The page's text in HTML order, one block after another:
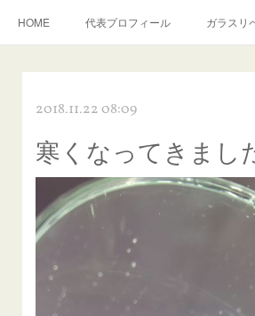
HOME 代表プロフィール ガラスリ
飛び石施工料金について
当店へのアクセス 建築ガラスキズ取り・
【プロ使用】フッ素系ガラストリートメント『ア
当店の良心的価格の理
欧州車モールの白サビやシミを落とす！
飛び石ひび割れでヒビ先が伸びた場合は？
2018.11.22 08:09
寒くなってきまし